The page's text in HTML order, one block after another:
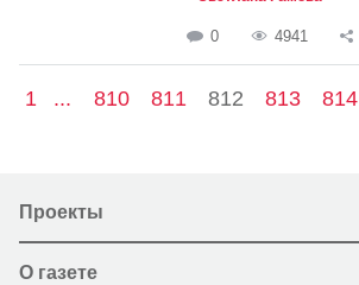
0 4941
1 ... 810 811 812 813 814
Проекты
О газете